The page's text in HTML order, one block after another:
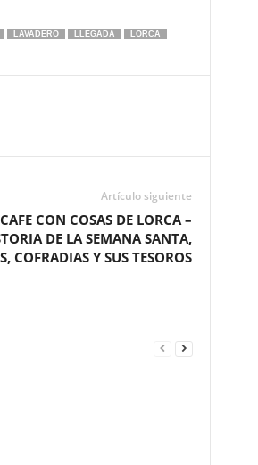
LAVADERO LLEGADA
LORCA
Artículo siguiente
CON COSAS DE LORCA –
DE LA SEMANA SANTA,
COFRADIAS Y SUS TESOROS